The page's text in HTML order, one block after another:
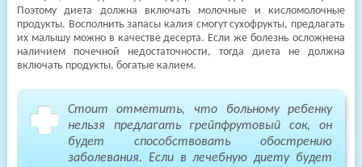
Поэтому диета должна включать молочные и кисломолочные
продукты. Восполнить запасы калия смогут сухофрукты, предлагать
их малышу можно в качестве десерта. Если же болезнь осложнена
наличием почечной недостаточности, тогда диета не должна
включать продукты, богатые калием.
Стоит отметить, что больному ребенку
нельзя предлагать грейпфрутовый сок, он
будет способствовать обострению
заболевания. Если в лечебную диету будет